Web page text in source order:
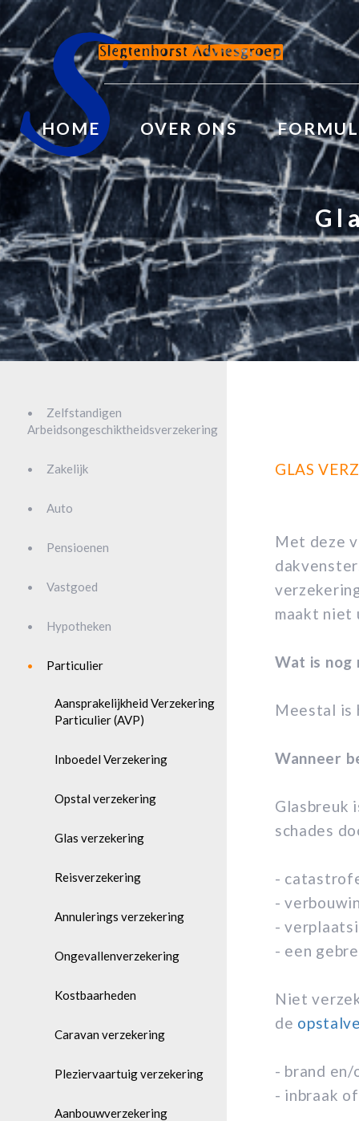
HOME OVER ONS
Zelfstandigen
Arbeidsongeschiktheidsverzekering
Zakelijk
Auto
Pensioenen
Vastgoed
Hypotheken
Particulier
Aansprakelijkheid Verzekering
Particulier (AVP)
Inboedel Verzekering
Opstal verzekering
Glas verzekering
Reisverzekering
Annulerings verzekering
Ongevallenverzekering
Kostbaarheden
Caravan verzekering
Pleziervaartuig verzekering
Aanbouwverzekering
GLAS
Met deze
maakt niet
Wat is nog
Meestal is
Wanneer
Glasbreuk
schades
-
-
-
- een
Niet
de
- brand
- inbraak